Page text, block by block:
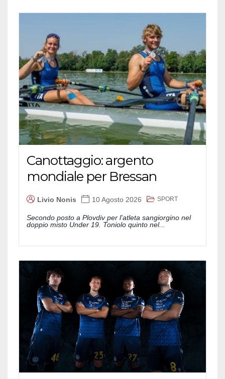
Canottaggio: argento
mondiale per Bressan
Livio Nonis 10 Agosto 2026 SPORT
Secondo posto a Plovdiv per l'atleta sangiorgino nel
doppio misto Under 19. Toniolo quinto nel...